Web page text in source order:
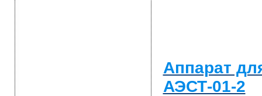
Аппарат
АЭСТ-01-2